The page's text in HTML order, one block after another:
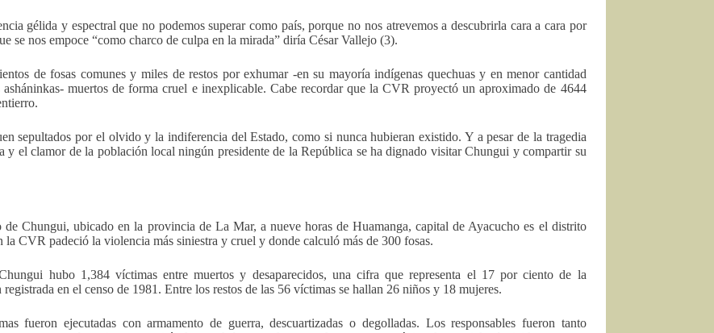
gélida y espectral que no podemos superar como país, porque no nos atrevemos a descubrirla cara a cara por
se nos empoce “como charco de culpa en la mirada” diría César Vallejo (3).
de fosas comunes y miles de restos por exhumar -en su mayoría indígenas quechuas y en menor cantidad
asháninkas- muertos de forma cruel e inexplicable. Cabe recordar que la CVR proyectó un aproximado de 4644
sepultados por el olvido y la indiferencia del Estado, como si nunca hubieran existido. Y a pesar de la tragedia
y el clamor de la población local ningún presidente de la República se ha dignado visitar Chungui y compartir su
de Chungui, ubicado en la provincia de La Mar, a nueve horas de Huamanga, capital de Ayacucho es el distrito
la CVR padeció la violencia más siniestra y cruel y donde calculó más de 300 fosas.
hubo 1,384 víctimas entre muertos y desaparecidos, una cifra que representa el 17 por ciento de la
en el censo de 1981. Entre los restos de las 56 víctimas se hallan 26 niños y 18 mujeres.
fueron ejecutadas con armamento de guerra, descuartizadas o degolladas. Los responsables fueron tanto